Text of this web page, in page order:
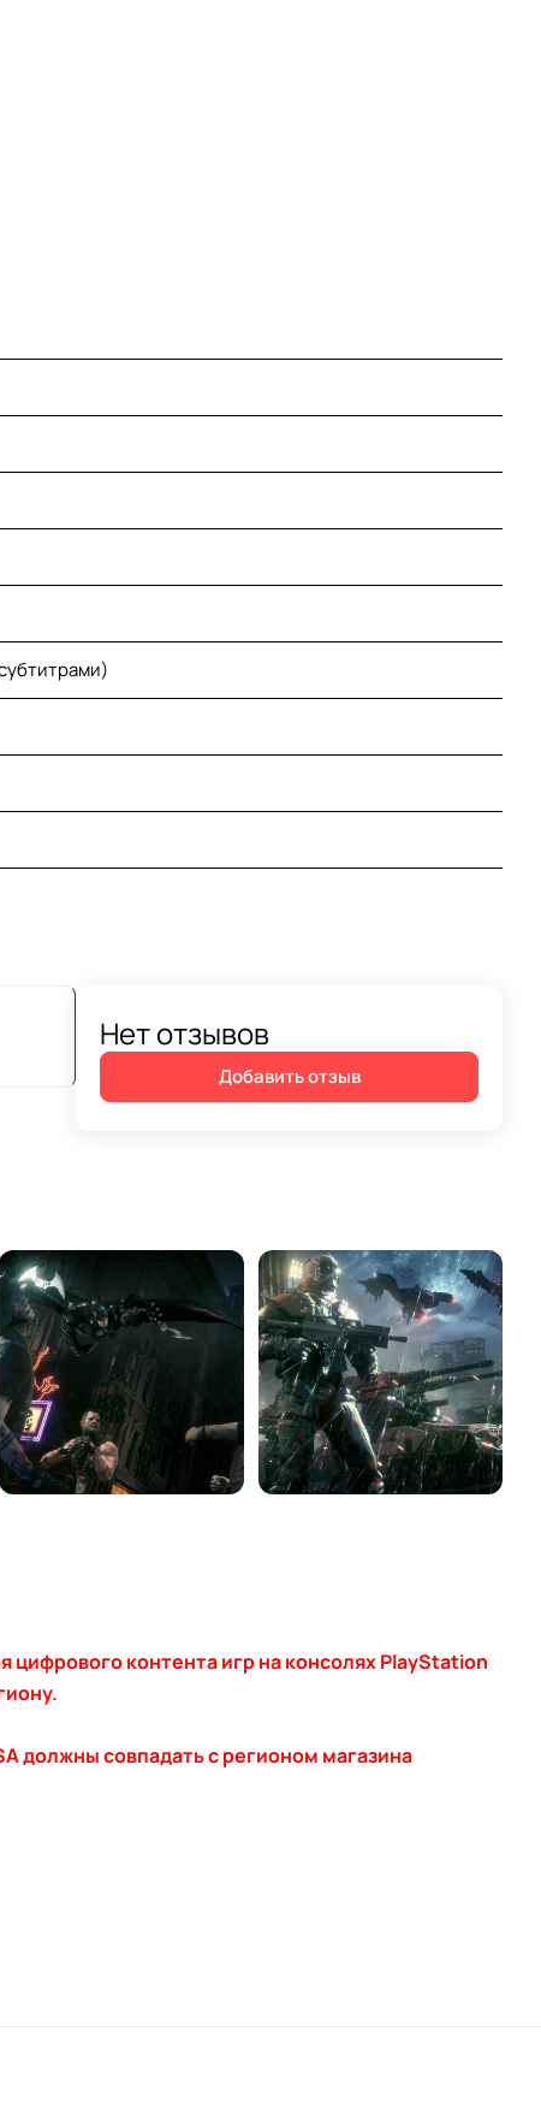
Нет отзывов
Добавить отзыв
цифрового контента игр на консолях PlayStation
должны совпадать с регионом магазина